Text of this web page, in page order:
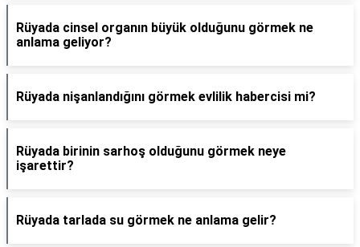
Rüyada cinsel organın büyük olduğunu görmek ne
anlama geliyor?
Rüyada nişanlandığını görmek evlilik habercisi mi?
Rüyada birinin sarhoş olduğunu görmek neye
işarettir?
Rüyada tarlada su görmek ne anlama gelir?